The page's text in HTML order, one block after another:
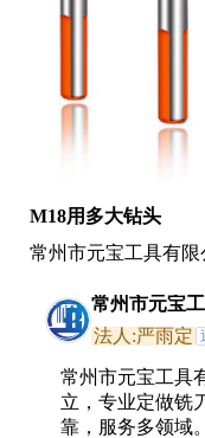
M18用多大钻头
常州市元宝工具有限
常州市元宝
法人:严雨定
常州市元宝工具
立，专业定做铣
靠，服务多领域。